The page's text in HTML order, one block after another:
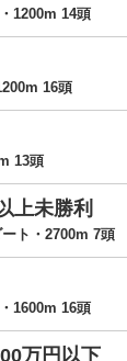
1200m 14頭
16頭
13頭
上未勝利
ト・2700m 7頭
1600m 16頭
万円以下